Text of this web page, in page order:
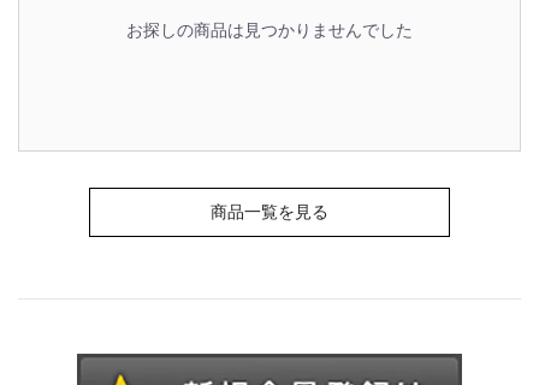
お探しの商品は見つかりませんでした
商品一覧を見る